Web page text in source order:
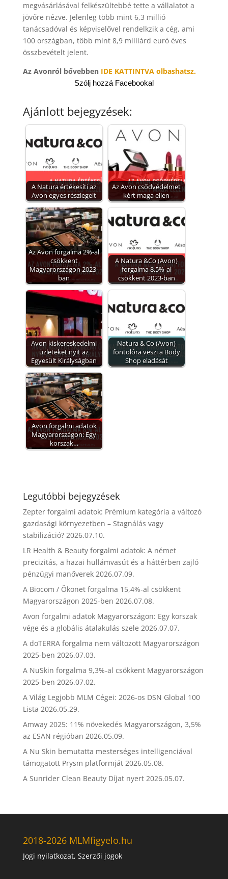
megvásárlásával felkészültebbé tette a vállalatot a
jövőre nézve. Jelenleg több mint 6,3 millió
tanácsadóval és képviselővel rendelkzik a cég, ami
100 országban, több mint 8,9 milliárd euró éves
összbevételt jelent.
Az Avonról bővebben IDE KATTINTVA olbashatsz.
Szólj hozzá Facebookal
Ajánlott bejegyzések:
A Natura értékesíti az
Avon egyes részlegeit
Az Avon csődvédelmet
kért maga ellen
Az Avon forgalma 2%-al
csökkent
Magyarországon 2023-
ban
A Natura &Co (Avon)
forgalma 8,5%-al
csökkent 2023-ban
Avon kiskereskedelmi
üzleteket nyit az
Egyesült Királyságban
Natura & Co (Avon)
fontolóra veszi a Body
Shop eladását
Avon forgalmi adatok
Magyarországon: Egy
korszak…
Legutóbbi bejegyzések
Zepter forgalmi adatok: Prémium kategória a változó
gazdasági környezetben – Stagnálás vagy
stabilizáció? 2026.07.10.
LR Health & Beauty forgalmi adatok: A német
precizitás, a hazai hullámvasút és a háttérben zajló
pénzügyi manőverek 2026.07.09.
A Biocom / Ökonet forgalma 15,4%-al csökkent
Magyarországon 2025-ben 2026.07.08.
Avon forgalmi adatok Magyarországon: Egy korszak
vége és a globális átalakulás szele 2026.07.07.
A doTERRA forgalma nem változott Magyarországon
2025-ben 2026.07.03.
A NuSkin forgalma 9,3%-al csökkent Magyarországon
2025-ben 2026.07.02.
A Világ Legjobb MLM Cégei: 2026-os DSN Global 100
Lista 2026.05.29.
Amway 2025: 11% növekedés Magyarországon, 3,5%
az ESAN régióban 2026.05.09.
A Nu Skin bemutatta mesterséges intelligenciával
támogatott Prysm platformját 2026.05.08.
A Sunrider Clean Beauty Díjat nyert 2026.05.07.
2018-2026 MLMfigyelo.hu
Jogi nyilatkozat, Szerzői jogok